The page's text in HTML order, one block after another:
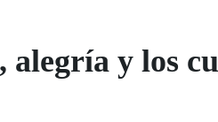
y los